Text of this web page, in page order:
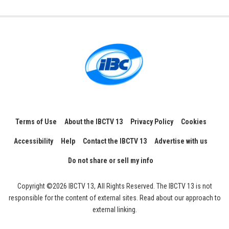
Terms of Use About the IBCTV 13 Privacy Policy Cookies
Accessibility Help Contact the IBCTV 13 Advertise with us
Do not share or sell my info
Copyright ©2026 IBCTV 13, All Rights Reserved. The IBCTV 13 is not
responsible for the content of external sites. Read about our approach to
external linking.